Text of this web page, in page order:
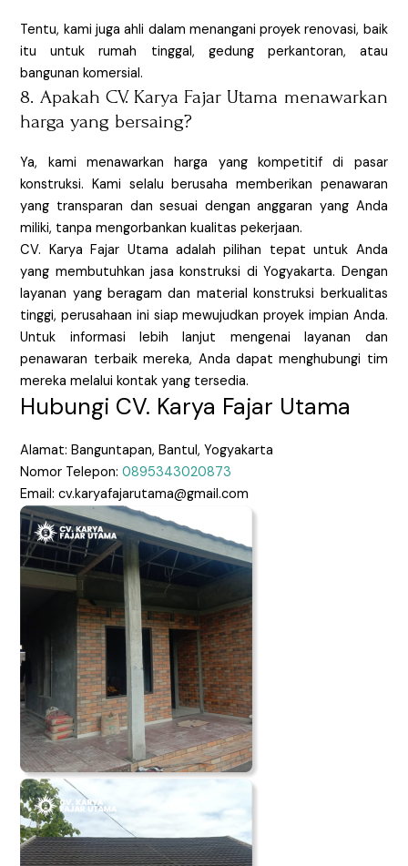
Tentu, kami juga ahli dalam menangani proyek renovasi, baik
itu untuk rumah tinggal, gedung perkantoran, atau
bangunan komersial.
8. Apakah CV. Karya Fajar Utama menawarkan
harga yang bersaing?
Ya, kami menawarkan harga yang kompetitif di pasar
konstruksi. Kami selalu berusaha memberikan penawaran
yang transparan dan sesuai dengan anggaran yang Anda
miliki, tanpa mengorbankan kualitas pekerjaan.
CV. Karya Fajar Utama adalah pilihan tepat untuk Anda
yang membutuhkan jasa konstruksi di Yogyakarta. Dengan
layanan yang beragam dan material konstruksi berkualitas
tinggi, perusahaan ini siap mewujudkan proyek impian Anda.
Untuk informasi lebih lanjut mengenai layanan dan
penawaran terbaik mereka, Anda dapat menghubungi tim
mereka melalui kontak yang tersedia.
Hubungi CV. Karya Fajar Utama
Alamat: Banguntapan, Bantul, Yogyakarta
Nomor Telepon:0895343020873
Email: cv.karyafajarutama@gmail.com